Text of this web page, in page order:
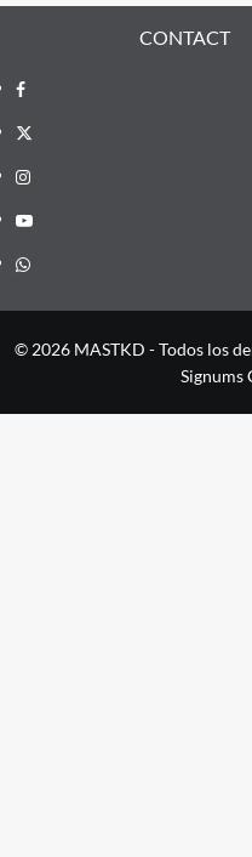
CONTACT
Facebook
X
Instagram
YouTube
Whatsapp